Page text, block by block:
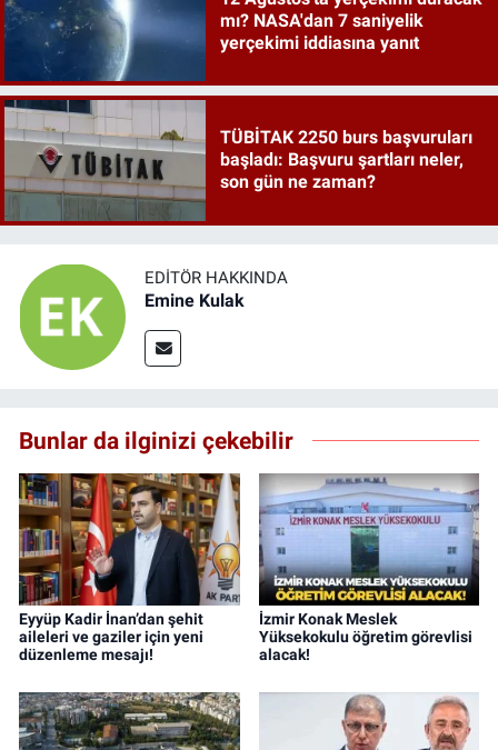
mı? NASA'dan 7 saniyelik
yerçekimi iddiasına yanıt
TÜBİTAK 2250 burs başvuruları
başladı: Başvuru şartları neler,
son gün ne zaman?
EDITÖR HAKKINDA
Emine Kulak
Bunlar da ilginizi çekebilir
Eyyüp Kadir İnan’dan şehit
aileleri ve gaziler için yeni
düzenleme mesajı!
İzmir Konak Meslek
Yüksekokulu öğretim görevlisi
alacak!